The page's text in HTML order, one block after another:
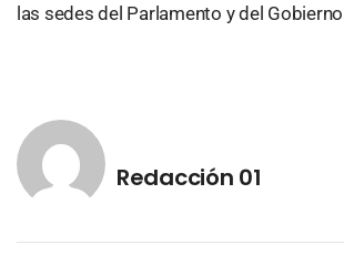
las sedes del Parlamento y del
Redacción 01